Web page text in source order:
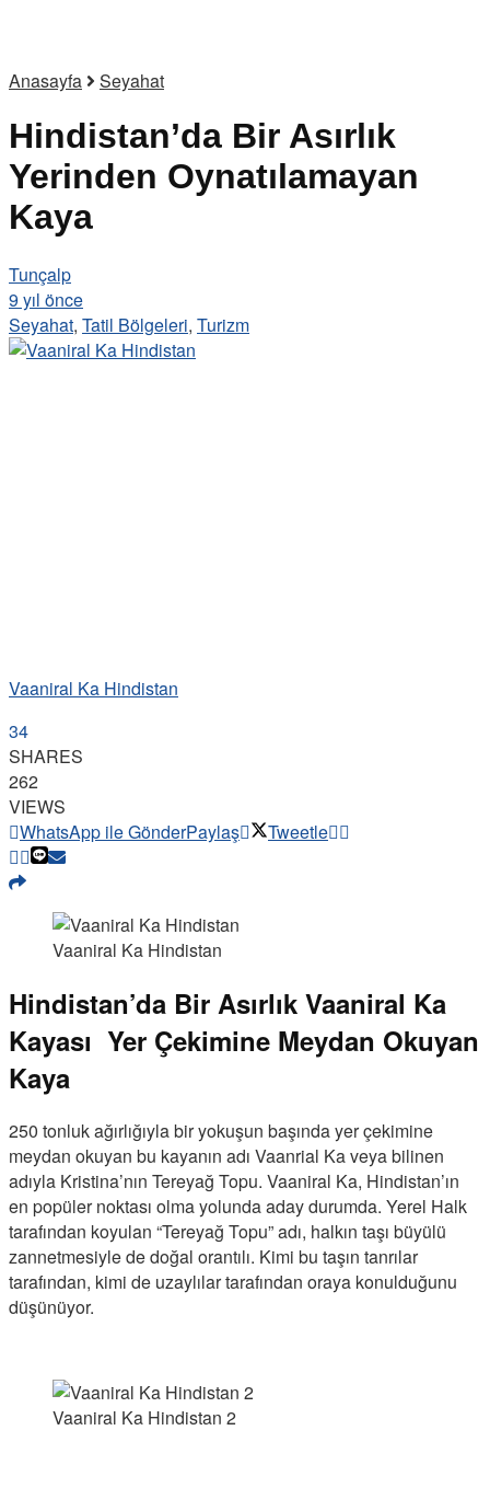
Anasayfa Seyahat
Hindistan’da Bir Asırlık
Yerinden Oynatılamayan
Kaya
Tunçalp
9 yıl önce
Seyahat, Tatil Bölgeleri, Turizm
Vaaniral Ka Hindistan
34
SHARES
262
VIEWS
WhatsApp ile GönderPaylaş Tweetle
Vaaniral Ka Hindistan
Hindistan’da Bir Asırlık Vaaniral Ka
Kayası Yer Çekimine Meydan Okuyan
Kaya
250 tonluk ağırlığıyla bir yokuşun başında yer çekimine
meydan okuyan bu kayanın adı Vaanrial Ka veya bilinen
adıyla Kristina’nın Tereyağ Topu. Vaaniral Ka, Hindistan’ın
en popüler noktası olma yolunda aday durumda. Yerel Halk
tarafından koyulan “Tereyağ Topu” adı, halkın taşı büyülü
zannetmesiyle de doğal orantılı. Kimi bu taşın tanrılar
tarafından, kimi de uzaylılar tarafından oraya konulduğunu
düşünüyor.
Vaaniral Ka Hindistan 2